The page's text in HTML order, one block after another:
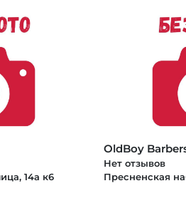
14а к6
OldBoy
Нет отзывов
Пресненская